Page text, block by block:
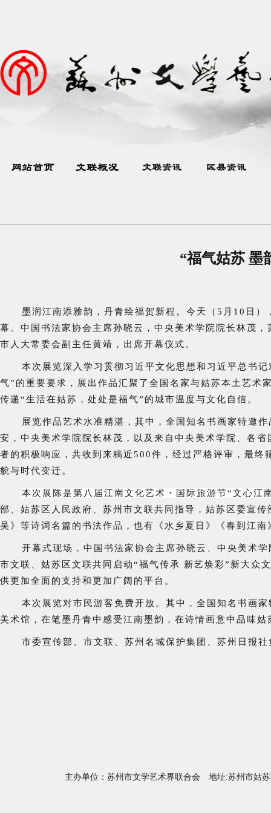
“福气姑苏
墨润江南添雅韵，丹青绘福贺新程。今天（5月10日
幕。 中国书法家协会主席孙晓云，中央美术学院院长林茂，
市人大常委会副主任黄靖， 出席开幕仪式。
本次展览深入学习贯彻 习近平文化思想和习近平总书记
气”的重要要求，展出作品汇聚了全国名家与姑苏本土艺术
传递“生活在姑苏，处处是福气”的城市温度与文化自信。
展览作品艺术水准精湛，其中，全国知名书画家特邀
安， 中央美术学院院长林茂，
以及来自中央美术学院、各省
者的积极响应，共收到来稿近500件，经过严格评审，最
貌与时代变迁。
本次展陈是第八届江南文化艺术・国际旅游节“文心
部、姑苏区人民政府、苏州市文联共同指导，姑苏区委宣
吴》等诗词名篇的书法作品，也有《水乡夏日》《春到江
开幕式现场，中国书法家协会主席孙晓云、中央美术
市文联、姑苏区文联共同启动“福气传承 新艺焕彩”新大众
供更加全面的支持和更加广阔的平台。
本次展览对市民游客免费开放。其中，全国知名书画
美术馆，在笔墨丹青中感受江南墨韵，在诗情画意中品味
市委宣传部、市文联、苏州名城保护集团、苏州日报
主办单位：苏州市文学艺术界联合会 地址:苏州市姑